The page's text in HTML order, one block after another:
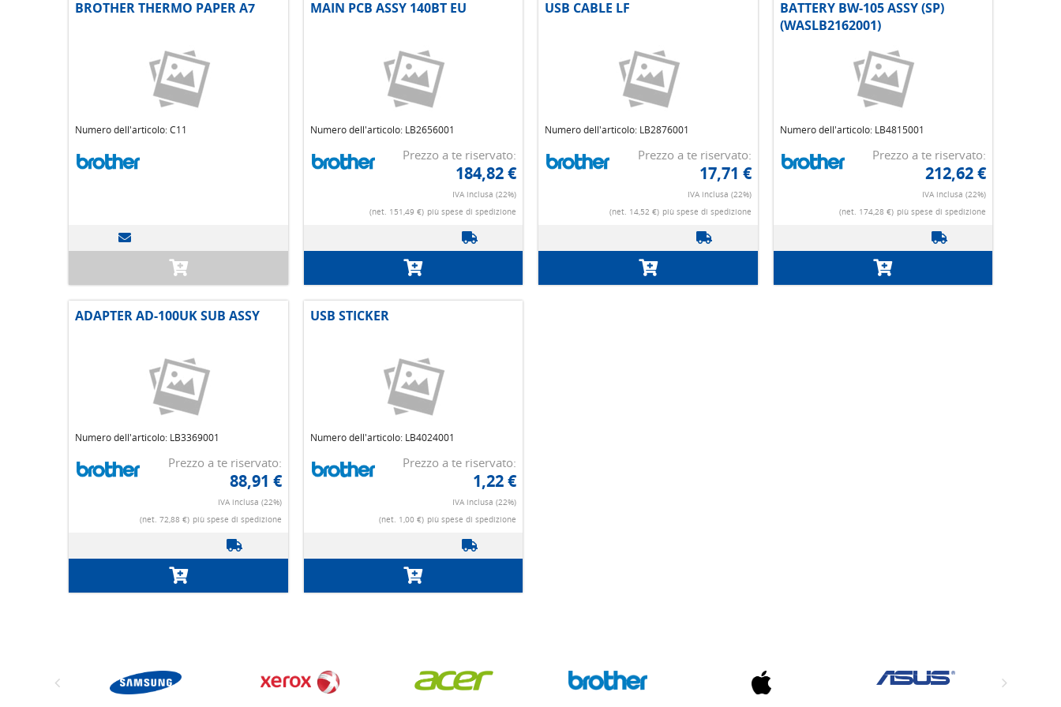
BROTHER THERMO PAPER A7
Numero dell'articolo: C11
MAIN PCB ASSY 140BT EU
Numero dell'articolo: LB2656001
Prezzo a te riservato:
184,82 €
IVA inclusa (22%)
(net. 151,49 €) più spese di spedizione
USB CABLE LF
Numero dell'articolo: LB2876001
Prezzo a te riservato:
17,71 €
IVA inclusa (22%)
(net. 14,52 €) più spese di spedizione
BATTERY BW-105 ASSY (SP)
(WASLB2162001)
Numero dell'articolo: LB4815001
Prezzo a te riservato:
212,62 €
IVA inclusa (22%)
(net. 174,28 €) più spese di spedizione
ADAPTER AD-100UK SUB ASSY
Numero dell'articolo: LB3369001
Prezzo a te riservato:
88,91 €
IVA inclusa (22%)
(net. 72,88 €) più spese di spedizione
USB STICKER
Numero dell'articolo: LB4024001
Prezzo a te riservato:
1,22 €
IVA inclusa (22%)
(net. 1,00 €) più spese di spedizione